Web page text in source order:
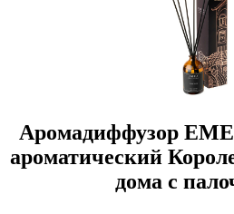
Аромадиффузор
ароматический
дома с